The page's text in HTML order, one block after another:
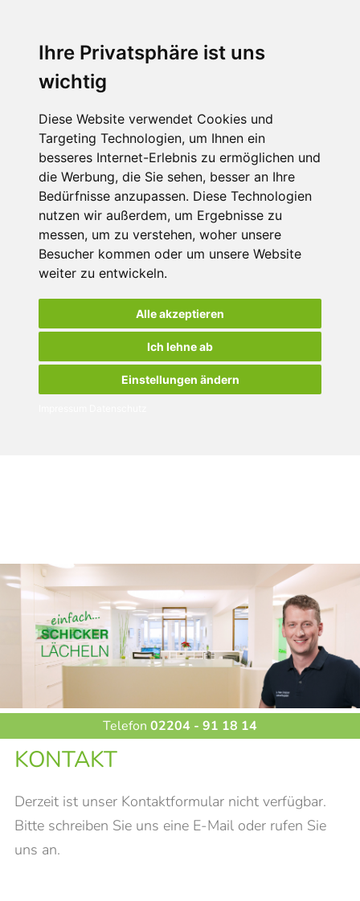
Ihre Privatsphäre ist uns
wichtig
Diese Website verwendet Cookies und
Targeting Technologien, um Ihnen ein
besseres Internet-Erlebnis zu ermöglichen und
die Werbung, die Sie sehen, besser an Ihre
Bedürfnisse anzupassen. Diese Technologien
nutzen wir außerdem, um Ergebnisse zu
messen, um zu verstehen, woher unsere
Besucher kommen oder um unsere Website
weiter zu entwickeln.
Alle akzeptieren
Ich lehne ab
Einstellungen ändern
Telefon 02204 - 91 18 14
KONTAKT
Derzeit ist unser Kontaktformular nicht verfügbar.
Bitte schreiben Sie uns eine E-Mail oder rufen Sie
uns an.